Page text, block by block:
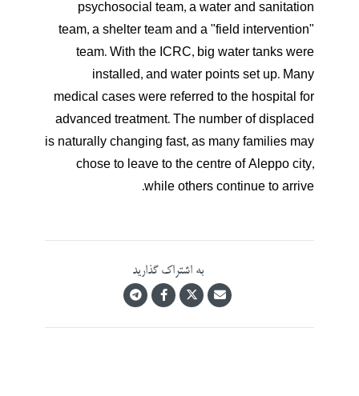
psychosocial team, a water and sanitation
team, a shelter team and a "field intervention"
team. With the ICRC, big water tanks were
installed, and water points set up. Many
medical cases were referred to the hospital for
advanced treatment. The number of displaced
is naturally changing fast, as many families may
chose to leave to the centre of Aleppo city,
while others continue to arrive.
به اشتراک گذارید